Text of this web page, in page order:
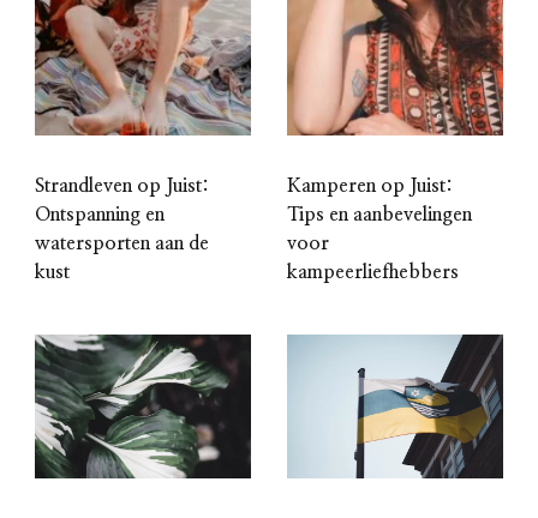
Strandleven op Juist:
Ontspanning en
watersporten aan de
kust
Kamperen op Juist:
Tips en aanbevelingen
voor
kampeerliefhebbers